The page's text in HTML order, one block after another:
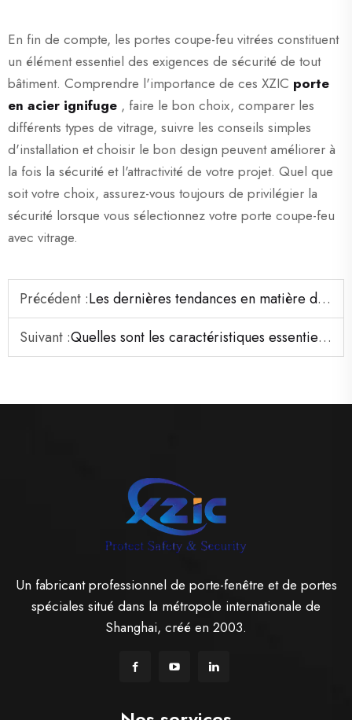
En fin de compte, les portes coupe-feu vitrées constituent
un élément essentiel des exigences de sécurité de tout
bâtiment. Comprendre l'importance de ces XZIC porte
en acier ignifuge , faire le bon choix, comparer les
différents types de vitrage, suivre les conseils simples
d'installation et choisir le bon design peuvent améliorer à
la fois la sécurité et l'attractivité de votre projet. Quel que
soit votre choix, assurez-vous toujours de privilégier la
sécurité lorsque vous sélectionnez votre porte coupe-feu
avec vitrage.
Précédent :Les dernières tendances en matière de portes extérieures ignifuges pour les bâtiments commerciaux
Suivant :Quelles sont les caractéristiques essentielles des portes coupe-feu certifiées UL 90 minutes ?
Un fabricant professionnel de porte-fenêtre et de portes
spéciales situé dans la métropole internationale de
Shanghai, créé en 2003.